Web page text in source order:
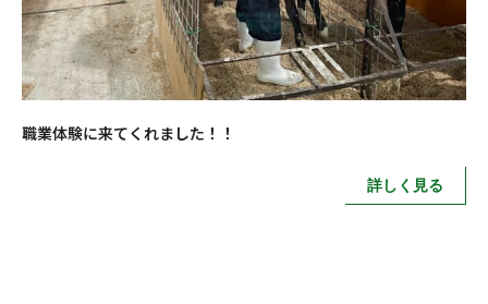
職業体験に来てくれました！！
詳しく見る